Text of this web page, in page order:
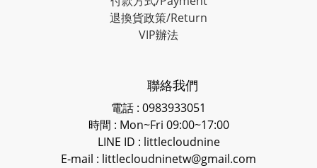
退換貨政策/Return
VIP辦法
聯絡我們
電話 : 0983933051
時間 : Mon~Fri 09:00~17:00
LINE ID : littlecloudnine
E-mail : littlecloudninetw@gmail.com